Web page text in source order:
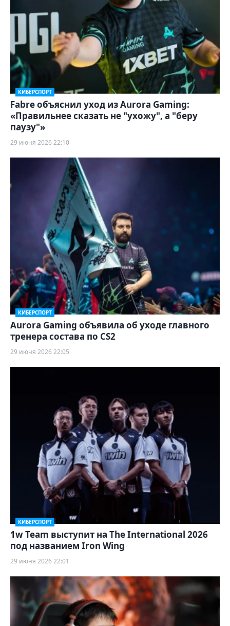
КИБЕРСПОРТ
Fabre объяснил уход из Aurora Gaming:
«Правильнее сказать не "ухожу", а "беру
паузу"»
29 июня 2026 22:10
КИБЕРСПОРТ
Aurora Gaming объявила об уходе главного
тренера состава по CS2
29 июня 2026 22:05
КИБЕРСПОРТ
1w Team выступит на The International 2026
под названием Iron Wing
29 июня 2026 22:01